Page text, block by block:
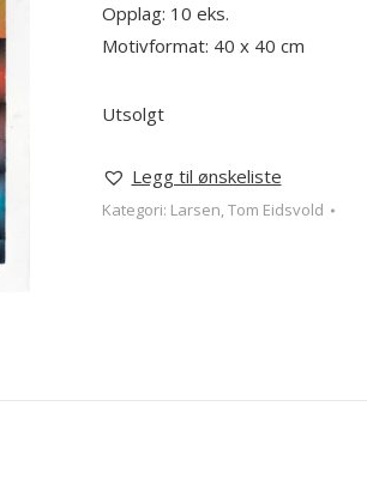
Opplag: 10 eks.
Motivformat: 40 x 40 cm
Utsolgt
Legg til ønskeliste
Kategori: Larsen, Tom Eidsvold